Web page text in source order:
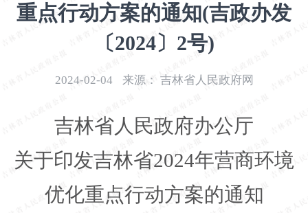
重点行动方案的通知(吉政办发
〔2024〕2号)
2024-02-04 来源： 吉林省人民政府网
吉林省人民政府办公厅
关于印发吉林省2024年营商环境
优化重点行动方案的通知